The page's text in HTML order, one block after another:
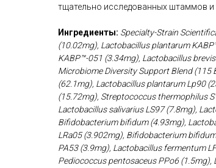
тщательно исследованных штаммов и
Ингредиенты: Specialty-Strain
(10.02mg), Lactobacillus plantarum
KABP™-051 (3.34mg), Lactobacillus
Microbiome Diversity Support Blend (115
(62.1mg), Lactobacillus plantarum Lp90
(15.72mg), Streptococcus thermophilus
Lactobacillus salivarius LS97 (7.8mg),
Bifidobacterium bifidum (4.93mg),
LRa05 (3.902mg), Bifidobacterium
PA53 (3.9mg), Lactobacillus fermentum
Pediococcus pentosaceus PPo6